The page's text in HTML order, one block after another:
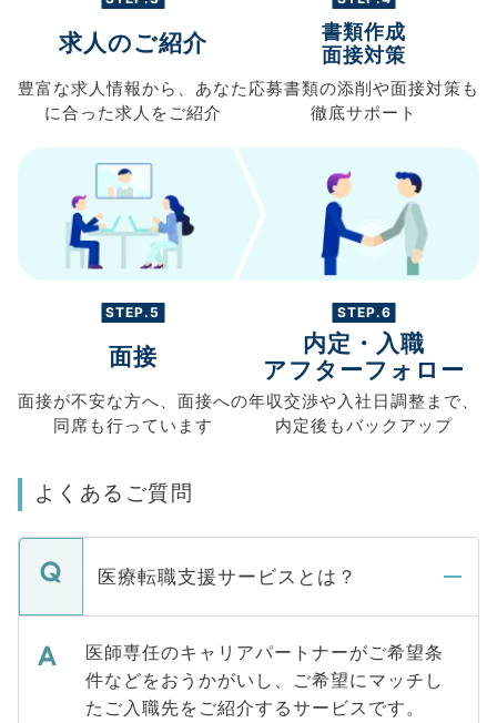
求人のご紹介
豊富な求人情報から、 あなた
に合った求人を ご紹介
書類作成
面接対策
応募書類の添削や面接対策も
徹底サポート
STEP.5
面接
面接が不安な方へ、 面接への
同席も行っています
STEP.6
内定・入職
アフターフォロー
年収交渉や入社日調整まで、
内定後もバックアップ
よくあるご質問
医療転職支援サービスとは？
医師専任のキャリアパートナーがご希望条
件などをおうかがいし、ご希望にマッチし
たご入職先をご紹介するサービスです。